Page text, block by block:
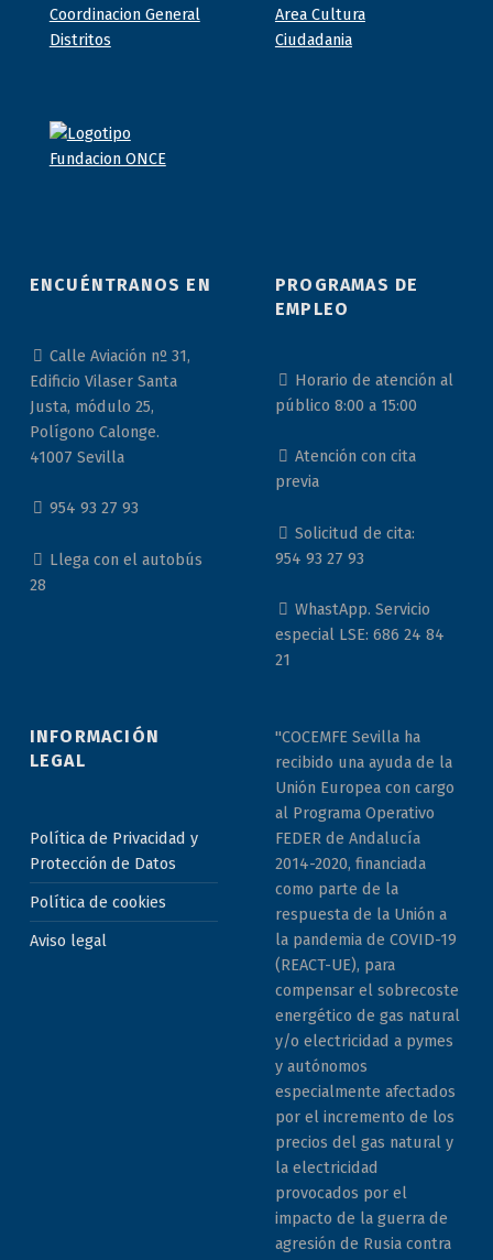
ENCUÉNTRANOS EN
Calle Aviación nº 31,
Edificio Vilaser Santa
Justa, módulo 25,
Polígono Calonge.
41007 Sevilla
954 93 27 93
Llega con el autobús
28
PROGRAMAS DE
EMPLEO
Horario de atención al
público 8:00 a 15:00
Atención con cita
previa
Solicitud de cita:
954 93 27 93
WhastApp. Servicio
especial LSE: 686 24 84
21
INFORMACIÓN
LEGAL
Política de Privacidad y
Protección de Datos
Política de cookies
Aviso legal
"COCEMFE Sevilla ha
recibido una ayuda de la
Unión Europea con cargo
al Programa Operativo
FEDER de Andalucía
2014-2020, financiada
como parte de la
respuesta de la Unión a
la pandemia de COVID-19
(REACT-UE), para
compensar el sobrecoste
energético de gas natural
y/o electricidad a pymes
y autónomos
especialmente afectados
por el incremento de los
precios del gas natural y
la electricidad
provocados por el
impacto de la guerra de
agresión de Rusia contra